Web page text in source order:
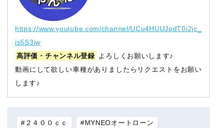
https://www.youtube.com/channel/UCu4HUUJpdT0i2jc_
is5S3iw
高評価・チャンネル登録
よろしくお願いします♪
動画にして欲しい車種がありましたらリクエストをお願い
します♪
２４００ｃｃ MYNEOオートローン